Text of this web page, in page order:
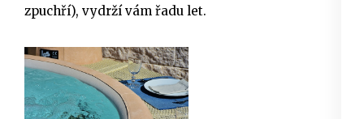
zpuchří), vydrží vám řadu let.